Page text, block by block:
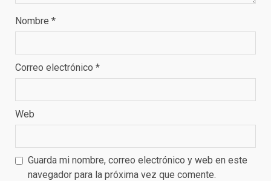
Nombre *
Correo electrónico *
Web
Guarda mi nombre, correo electrónico y web en este
navegador para la próxima vez que comente.